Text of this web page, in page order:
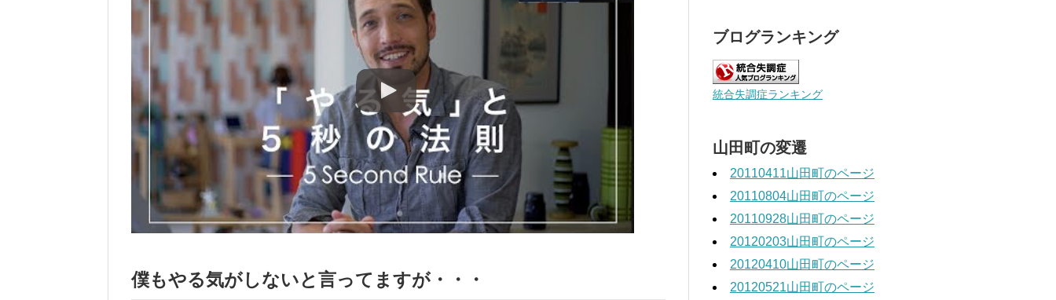
僕もやる気がしないと言ってますが・・・
ブログランキング
統合失調症ランキング
山田町の変遷
20110411山田町のページ
20110804山田町のページ
20110928山田町のページ
20120203山田町のページ
20120410山田町のページ
20120521山田町のページ